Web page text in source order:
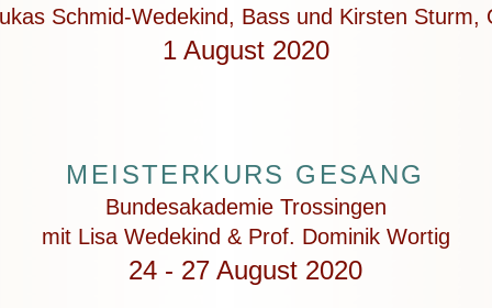
Schmid-Wedekind, Bass und Kirsten Sturm,
1 August 2020
MEISTERKURS GESANG
Bundesakademie Trossingen
mit Lisa Wedekind & Prof. Dominik Wortig
24 - 27 August 2020